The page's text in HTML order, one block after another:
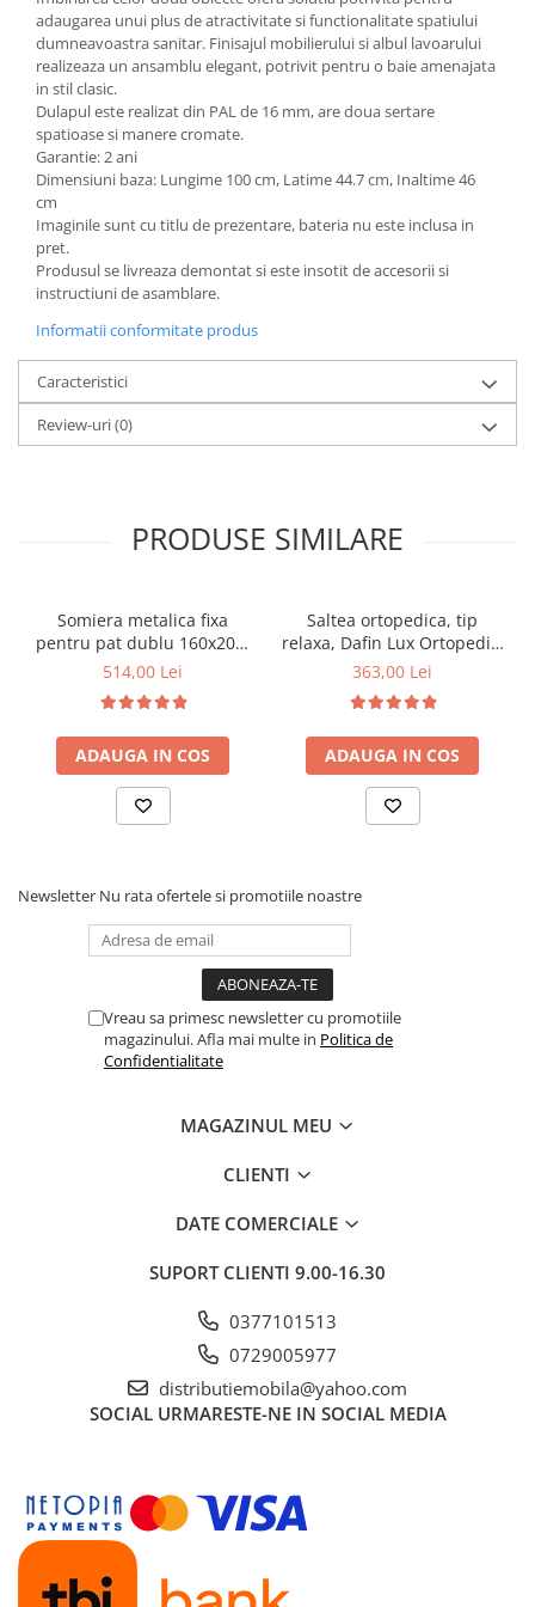
Mese gradinita
Scaune gradinita
Set mese si scaune gradinita
Mobilier copii
Mobila camera copii
Scaune birou pentru copii
Saltele patuturi copii
Paturi copii
Masa si scaune gradinita
adaugarea unui plus de atractivitate si functionalitate spatiului
dumneavoastra sanitar. Finisajul mobilierului si albul lavoarului
realizeaza un ansamblu elegant, potrivit pentru o baie amenajata
in stil clasic.
Dulapul este realizat din PAL de 16 mm, are doua sertare
spatioase si manere cromate.
Garantie: 2 ani
Dimensiuni baza: Lungime 100 cm, Latime 44.7 cm, Inaltime 46
cm
Imaginile sunt cu titlu de prezentare, bateria nu este inclusa in
pret.
Produsul se livreaza demontat si este insotit de accesorii si
instructiuni de asamblare.
Informatii conformitate produs
Caracteristici
Review-uri(0)
PRODUSE SIMILARE
Somiera metalica fixa
pentru pat dublu 160x200,
6 picioare, 32 lamele lemn
saltea ferm, negru
514,00 Lei
ADAUGA IN COS
Saltea ortopedica, tip
relaxa, Dafin Lux Ortopedic,
90x200x21cm, fermitate
tip Bonell, fata vara-iarna,
sistem de aerisire cu
butoni, Salt Confort
363,00 Lei
ADAUGA IN COS
Newsletter Nu rata ofertele si promotiile noastre
Vreau sa primesc newsletter cu promotiile
magazinului. Afla mai multe in Politica de
Confidentialitate
MAGAZINUL MEU
CLIENTI
DATE COMERCIALE
SUPORT CLIENTI 9.00-16.30
0377101513
0729005977
distributiemobila@yahoo.com
SOCIAL URMARESTE-NE IN SOCIAL MEDIA